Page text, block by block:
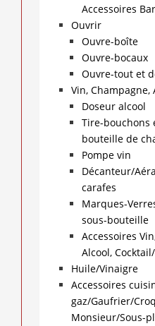
Accessoires
Ouvrir
Ouvre-boîte
Ouvre-bocaux
Ouvre-tout et
Vin, Champagne,
Doseur alcool
Tire-bouchons
bouteille de
Pompe vin
Décanteur/
carafes
Marques-
sous-bouteille
Accessoires
Alcool,
Huile/Vinaigre
Accessoires
gaz/Gaufrier/
Monsieur/Sous-